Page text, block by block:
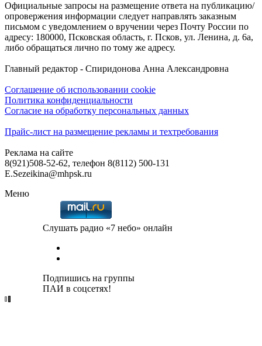
Официальные запросы на размещение ответа на публикацию/
опровержения информации следует направлять заказным
письмом с уведомлением о вручении через Почту России по
адресу: 180000, Псковская область, г. Псков, ул. Ленина, д. 6а,
либо обращаться лично по тому же адресу.
Главный редактор - Спиридонова Анна Александровна
Соглашение об использовании cookie
Политика конфиденциальности
Согласие на обработку персональных данных
Прайс-лист на размещение рекламы и техтребования
Реклама на сайте
8(921)508-52-62, телефон 8(8112) 500-131
E.Sezeikina@mhpsk.ru
Меню
Слушать радио «7 небо» онлайн
Подпишись на группы
ПАИ в соцсетях!